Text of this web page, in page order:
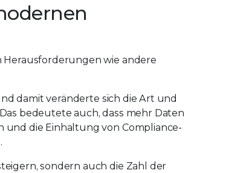
Herausforderungen wie andere
damit veränderte sich die Art und
bedeutete auch, dass mehr Daten
die Einhaltung von Compliance-
sondern auch die Zahl der